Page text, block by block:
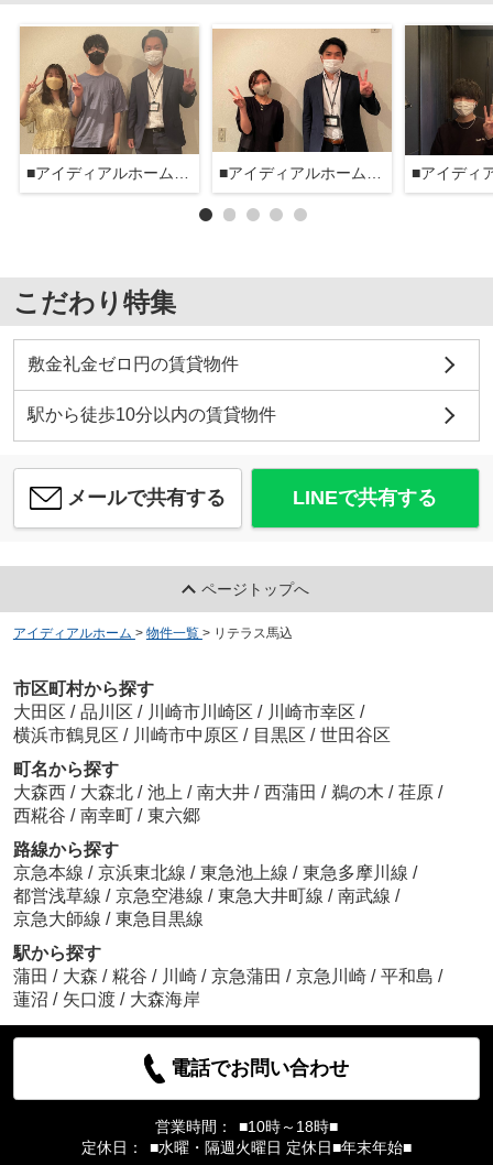
■アイディアルホーム大森本店■ ■アイディアルホーム大森本店■
こだわり特集
敷金礼金ゼロ円の賃貸物件
駅から徒歩10分以内の賃貸物件
メールで共有する LINEで共有する
ページトップへ
アイディアルホーム > 物件一覧 > リテラス馬込
市区町村から探す
大田区 / 品川区 / 川崎市川崎区 / 川崎市幸区 /
横浜市鶴見区 / 川崎市中原区 / 目黒区 / 世田谷区
町名から探す
大森西 / 大森北 / 池上 / 南大井 / 西蒲田 / 鵜の木 / 荏原 /
西糀谷 / 南幸町 / 東六郷
路線から探す
京急本線 / 京浜東北線 / 東急池上線 / 東急多摩川線 /
都営浅草線 / 京急空港線 / 東急大井町線 / 南武線 /
京急大師線 / 東急目黒線
駅から探す
蒲田 / 大森 / 糀谷 / 川崎 / 京急蒲田 / 京急川崎 / 平和島 /
蓮沼 / 矢口渡 / 大森海岸
電話でお問い合わせ
営業時間：
■10時～18時■
定休日：
■水曜・隔週火曜日 定休日■年末年始■